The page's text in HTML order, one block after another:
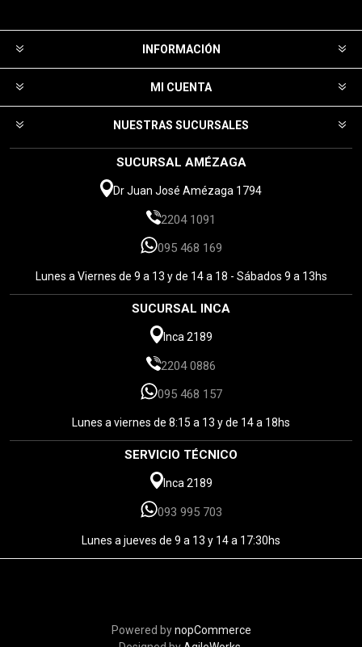
INFORMACIÓN
MI CUENTA
NUESTRAS SUCURSALES
SUCURSAL AMÉZAGA
Dr Juan José Amézaga 1794
2204 1091
095 468 169
Lunes a Viernes de 9 a 13 y de 14 a 18 - Sábados 9 a 13hs
SUCURSAL INCA
Inca 2189
2204 0886
095 468 157
Lunes a viernes de 8:15 a 13 y de 14 a 18hs
SERVICIO TÉCNICO
Inca 2189
093 995 703
Lunes a jueves de 9 a 13 y 14 a 17:30hs
Powered bynopCommerce